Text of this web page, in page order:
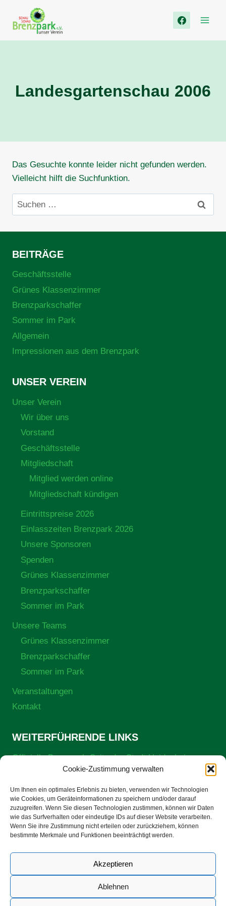
Cookie-Zustimmung verwalten
Um Ihnen ein optimales Erlebnis zu bieten, verwenden wir Technologien
wie Cookies, um Geräteinformationen zu speichern und/oder darauf
zuzugreifen. Wenn Sie diesen Technologien zustimmen, können wir Daten
wie das Surfverhalten oder eindeutige IDs auf dieser Website verarbeiten.
Wenn Sie ihre Zustimmung nicht erteilen oder zurückziehem, können
bestimmte Merkmale und Funktionen beeinträchtigt werden.
Akzeptieren
Ablehnen
Inhalt
Landesgartenschau 2006
Das Gesuchte konnte leider nicht gefunden werden.
Vielleicht hilft die Suchfunktion.
Suchen
nach:
BEITRÄGE
Geschäftsstelle
Grünes Klassenzimmer
Brenzparkschaffer
Sommer im Park
Allgemein
Impressionen aus dem Brenzpark
UNSER VEREIN
Unser Verein
Wir über uns
Vorstand
Geschäftsstelle
Mitgliedschaft
Mitglied werden online
Mitgliedschaft kündigen
Eintrittspreise 2026
Einlasszeiten Brenzpark 2026
Unsere Sponsoren
Spenden
Grünes Klassenzimmer
Brenzparkschaffer
Sommer im Park
Unsere Teams
Grünes Klassenzimmer
Brenzparkschaffer
Sommer im Park
Veranstaltungen
Kontakt
WEITERFÜHRENDE LINKS
Offizielle Brenzpark-Seite der Stadt Heidenheim
Preise und Öffnungszeiten (Stadt Heidenheim)
Stadt Heidenheim
ZEKK – Zentrum für nachhaltige Energieversorgung,
Klimaschutz und Klimafolgenanpassung gGmbH
Datenschutzerklärung